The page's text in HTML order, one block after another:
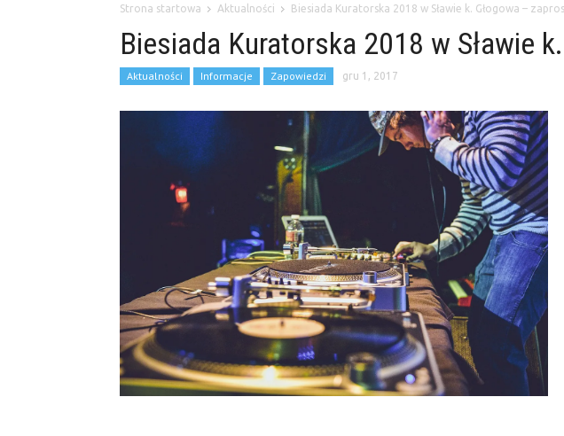
Strona startowa Aktualności Biesiada Kuratorska 2018 w Sławie k. Głogowa –
Biesiada Kuratorska 2018 w Sławie
Aktualności Informacje Zapowiedzi gru 1, 2017